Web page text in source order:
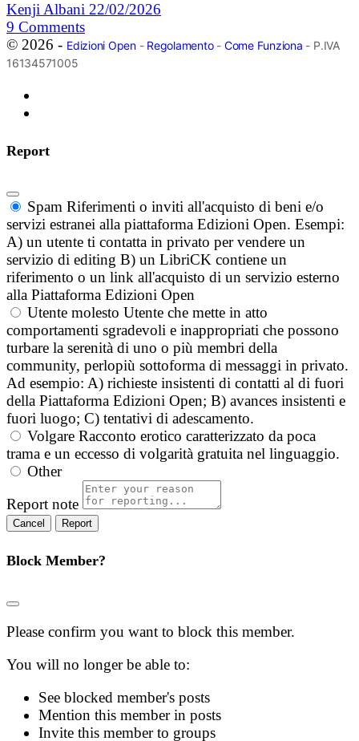
Kenji Albani 22/02/2026
9 Comments
© 2026 - Edizioni Open- Regolamento- Come Funziona - P.IVA
16134571005
Report
Spam Riferimenti o inviti all'acquisto di beni e/o
servizi estranei alla piattaforma Edizioni Open. Esempi:
A) un utente ti contatta in privato per vendere un
servizio di editing B) un LibriCK contiene un
riferimento o un link all'acquisto di un servizio esterno
alla Piattaforma Edizioni Open
Utente molesto Utente che mette in atto
comportamenti sgradevoli e inappropriati che possono
turbare la serenità di uno o più membri della
community, perlopiù sottoforma di messaggi in privato.
Ad esempio: A) richieste insistenti di contatti al di fuori
della Piattaforma Edizioni Open; B) avances insistenti e
fuori luogo; C) tentativi di adescamento.
Volgare Racconto erotico caratterizzato da poca
trama e un eccesso di volgarità gratuita nel linguaggio.
Other
Report note
Report
Block Member?
Please confirm you want to block this member.
You will no longer be able to:
See blocked member's posts
Mention this member in posts
Invite this member to groups